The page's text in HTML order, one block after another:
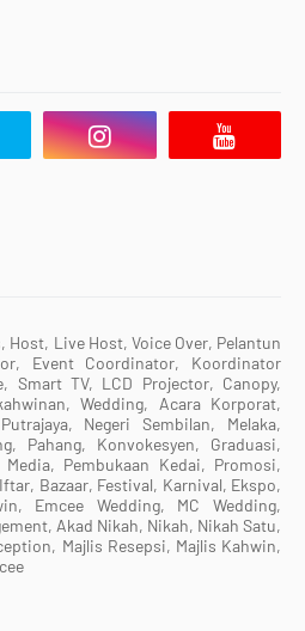
Host, Live Host, Voice Over, Pelantun
Event Coordinator, Koordinator
Smart TV, LCD Projector, Canopy,
Wedding, Acara Korporat,
Negeri Sembilan, Melaka,
Pahang, Konvokesyen, Graduasi,
Pembukaan Kedai, Promosi,
Bazaar, Festival, Karnival, Ekspo,
Emcee Wedding, MC Wedding,
Akad Nikah, Nikah, Nikah Satu,
Majlis Resepsi, Majlis Kahwin,